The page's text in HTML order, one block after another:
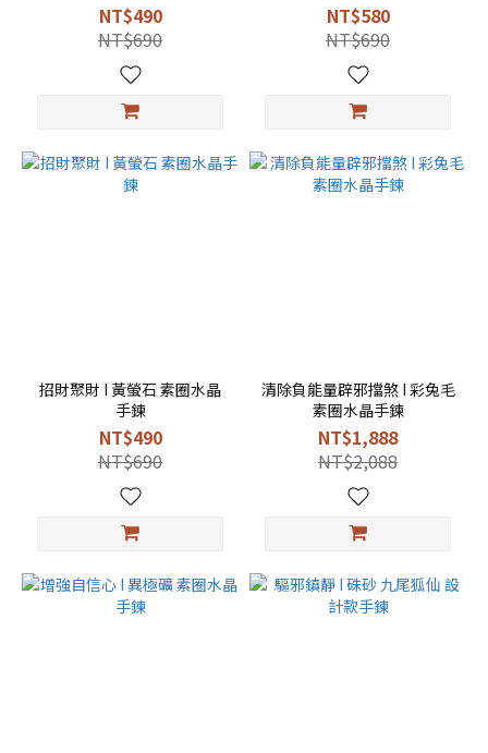
NT$490
NT$690
NT$580
NT$690
招財聚財 I 黃螢石 素圈水晶
手鍊
NT$490
NT$690
清除負能量辟邪擋煞 I 彩兔毛
素圈水晶手鍊
NT$1,888
NT$2,088